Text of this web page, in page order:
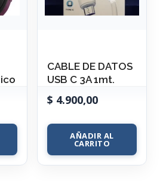
CABLE DE DATOS
USB C 3A 1mt.
$ 4.900,00
AÑADIR AL
CARRITO